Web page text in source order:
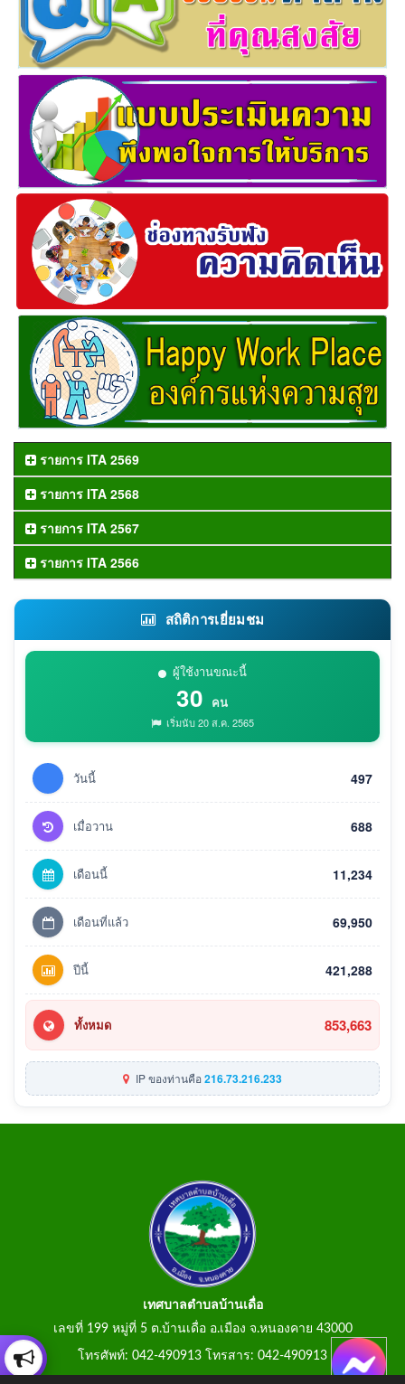
รายการ ITA 2569
รายการ ITA 2568
รายการ ITA 2567
รายการ ITA 2566
สถิติการเยี่ยมชม
ผู้ใช้งานขณะนี้
30 คน
เริ่มนับ 20 ส.ค. 2565
วันนี้ 497
เมื่อวาน 688
เดือนนี้ 11,234
เดือนที่แล้ว 69,950
ปีนี้ 421,288
ทั้งหมด 853,663
IP ของท่านคือ216.73.216.233
เทศบาลตำบลบ้านเดื่อ
เลขที่ 199 หมู่ที่ 5 ต.บ้านเดื่อ อ.เมือง จ.หนองคาย 43000
โทรศัพท์: 042-490913 โทรสาร: 042-490913